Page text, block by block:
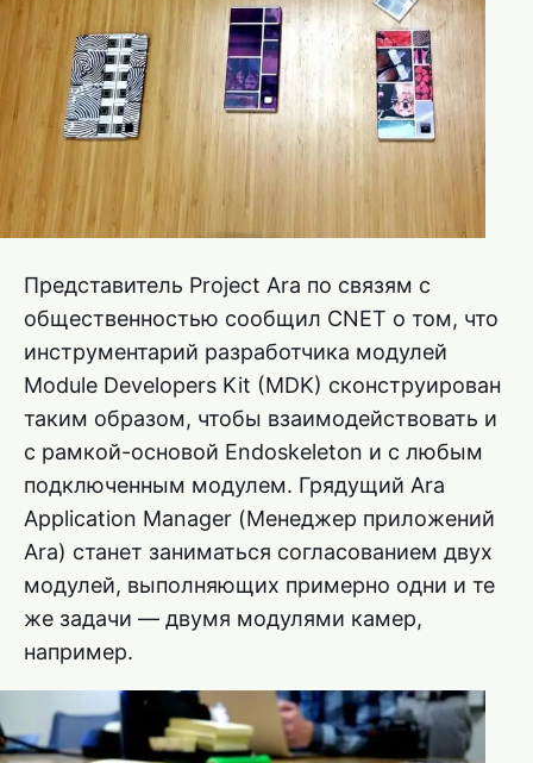
Представитель Project Ara по связям с
общественностью сообщил CNET о том, что
инструментарий разработчика модулей
Module Developers Kit (MDK) сконструирован
таким образом, чтобы взаимодействовать и
с рамкой-основой Endoskeleton и с любым
подключенным модулем. Грядущий Ara
Application Manager (Менеджер приложений
Ara) станет заниматься согласованием двух
модулей, выполняющих примерно одни и те
же задачи — двумя модулями камер,
например.